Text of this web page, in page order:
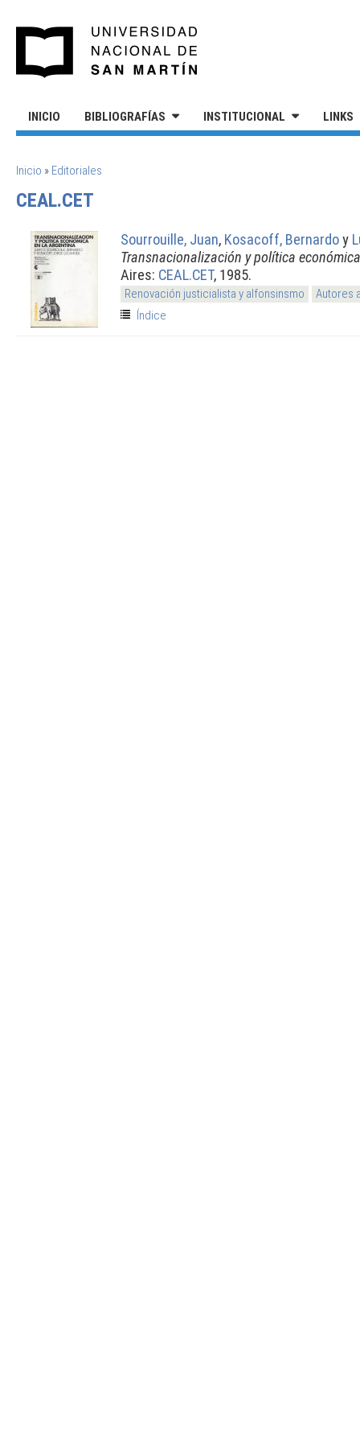
INICIO BIBLIOGRAFÍAS INSTITUCIONAL LINKS
SE ENCUENTRA USTED AQUÍ
Inicio » Editoriales
CEAL.CET
Sourrouille, Juan, Kosacoff, Bernardoy
Transnacionalización y política
Aires: CEAL.CET, 1985.
Renovación justicialista y alfonsinsmo
Autores
Índice